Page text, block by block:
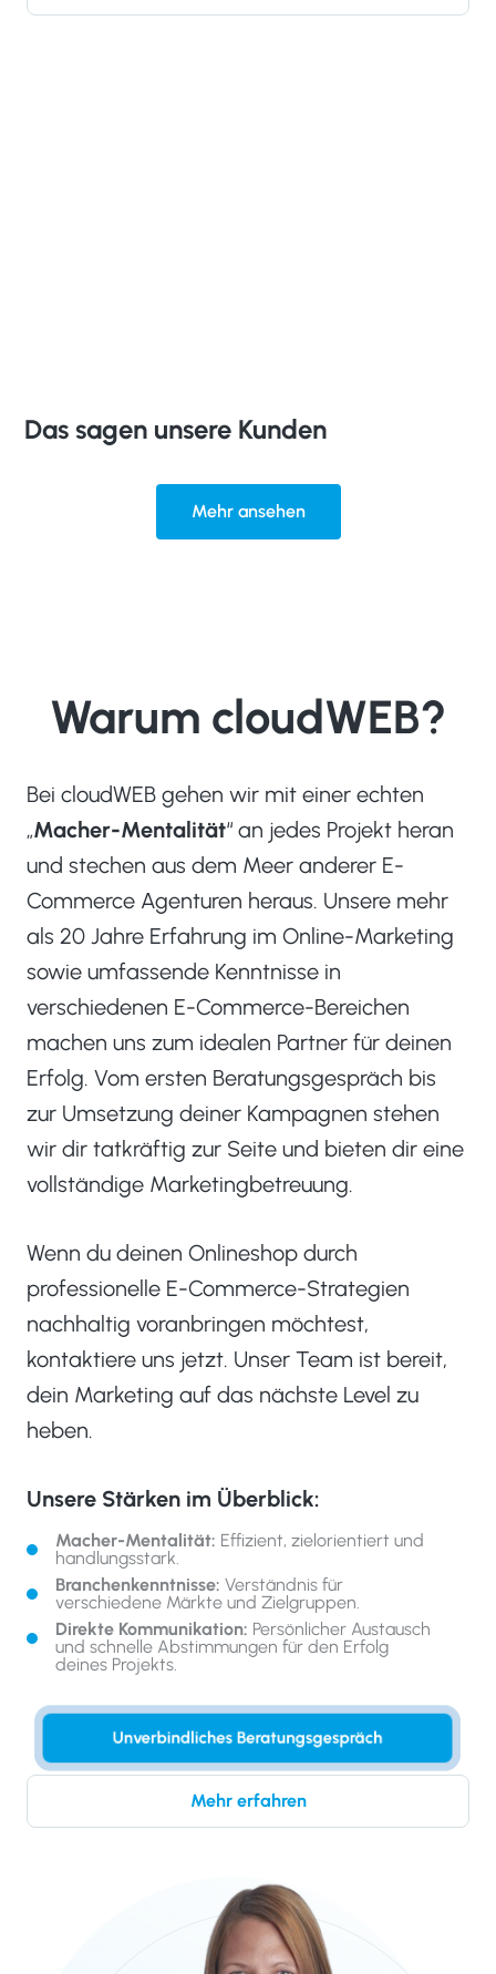
Das sagen unsere Kunden
Mehr ansehen
Warum cloudWEB?
Bei cloudWEB gehen wir mit einer echten
„Macher-Mentalität“ an jedes Projekt heran
und stechen aus dem Meer anderer E-
Commerce Agenturen heraus. Unsere mehr
als 20 Jahre Erfahrung im Online-Marketing
sowie umfassende Kenntnisse in
verschiedenen E-Commerce-Bereichen
machen uns zum idealen Partner für deinen
Erfolg. Vom ersten Beratungsgespräch bis
zur Umsetzung deiner Kampagnen stehen
wir dir tatkräftig zur Seite und bieten dir eine
vollständige Marketingbetreuung.
Wenn du deinen Onlineshop durch
professionelle E-Commerce-Strategien
nachhaltig voranbringen möchtest,
kontaktiere uns jetzt. Unser Team ist bereit,
dein Marketing auf das nächste Level zu
heben.
Unsere Stärken im Überblick:
Macher-Mentalität: Effizient, zielorientiert und
handlungsstark.
Branchenkenntnisse: Verständnis für
verschiedene Märkte und Zielgruppen.
Direkte Kommunikation: Persönlicher Austausch
und schnelle Abstimmungen für den Erfolg
deines Projekts.
Unverbindliches Beratungsgespräch
Mehr erfahren